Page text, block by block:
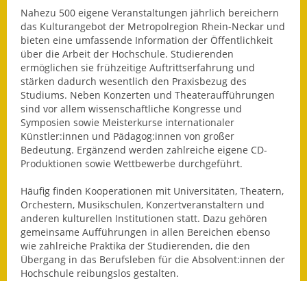
Eröffnungsbilanz
Getrennte
Abwassergebühr
Grundsteuerreform
Haushaltspläne
Jahresabschlüsse
Heiraten in Notzingen
Mitarbeiter
Notruftafel
Nahezu 500 eigene Veranstaltungen jährlich bereichern
das Kulturangebot der Metropolregion Rhein-Neckar und
bieten eine umfassende Information der Öffentlichkeit
über die Arbeit der Hochschule. Studierenden
ermöglichen sie frühzeitige Auftrittserfahrung und
stärken dadurch wesentlich den Praxisbezug des
Studiums. Neben Konzerten und Theateraufführungen
sind vor allem wissenschaftliche Kongresse und
Symposien sowie Meisterkurse internationaler
Künstler:innen und Pädagog:innen von großer
Bedeutung. Ergänzend werden zahlreiche eigene CD-
Produktionen sowie Wettbewerbe durchgeführt.
Häufig finden Kooperationen mit Universitäten, Theatern,
Orchestern, Musikschulen, Konzertveranstaltern und
anderen kulturellen Institutionen statt. Dazu gehören
gemeinsame Aufführungen in allen Bereichen ebenso
wie zahlreiche Praktika der Studierenden, die den
Übergang in das Berufsleben für die Absolvent:innen der
Hochschule reibungslos gestalten.